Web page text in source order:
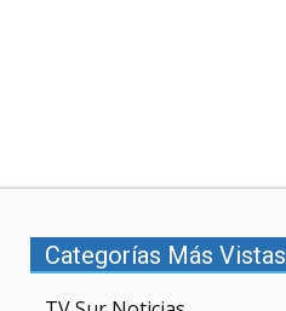
Categorías Más Vistas